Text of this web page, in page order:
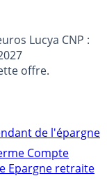
Lucya CNP :
offre.
de l'épargne
Compte
Epargne retraite